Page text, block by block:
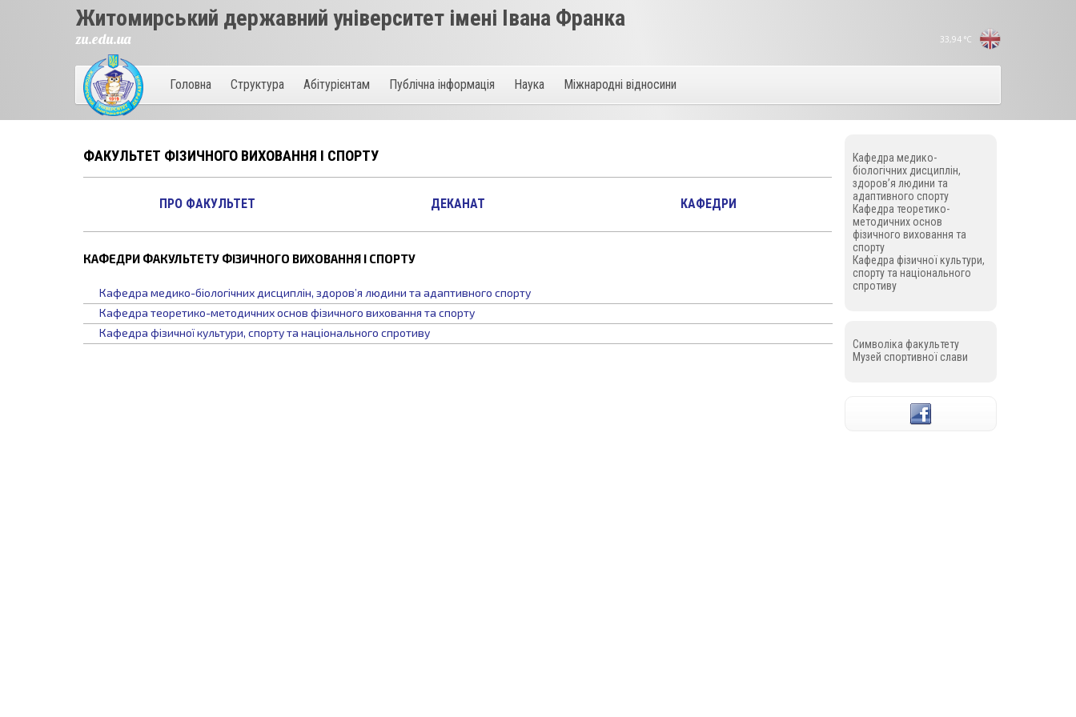
33,94 °C
Житомирський державний університет імені Івана Франка
zu.edu.ua
Головна Структура Абітурієнтам Публічна інформація Наука Міжнародні відносини
ФАКУЛЬТЕТ ФІЗИЧНОГО ВИХОВАННЯ І СПОРТУ
ПРО ФАКУЛЬТЕТ ДЕКАНАТ КАФЕДРИ
КАФЕДРИ ФАКУЛЬТЕТУ ФІЗИЧНОГО ВИХОВАННЯ І СПОРТУ
Кафедра медико-біологічних дисциплін, здоров’я людини та адаптивного спорту
Кафедра теоретико-методичних основ фізичного виховання та спорту
Кафедра фізичної культури, спорту та національного спротиву
Кафедра медико-
біологічних дисциплін,
здоров’я людини та
адаптивного спорту
Кафедра теоретико-
методичних основ
фізичного виховання та
спорту
Кафедра фізичної культури,
спорту та національного
спротиву
Символіка факультету
Музей спортивної слави